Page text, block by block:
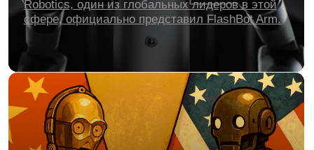
+7 499 647 45 46